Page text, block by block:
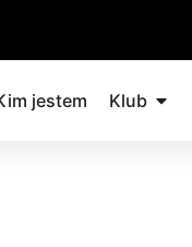
jestem Klub